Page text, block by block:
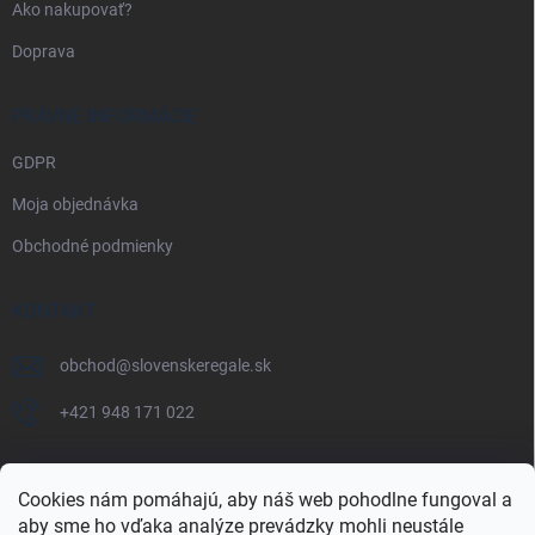
Cookies nám pomáhajú, aby náš web pohodlne fungoval a
aby sme ho vďaka analýze prevádzky mohli neustále
Ako nakupovať?
Doprava
PRÁVNE INFORMÁCIE
GDPR
Moja objednávka
Obchodné podmienky
KONTAKT
obchod@slovenskeregale.sk
+421 948 171 022
Najnakup.sk Heureka.sk Pricemania.sk